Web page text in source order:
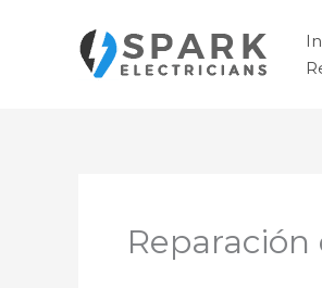
contenido